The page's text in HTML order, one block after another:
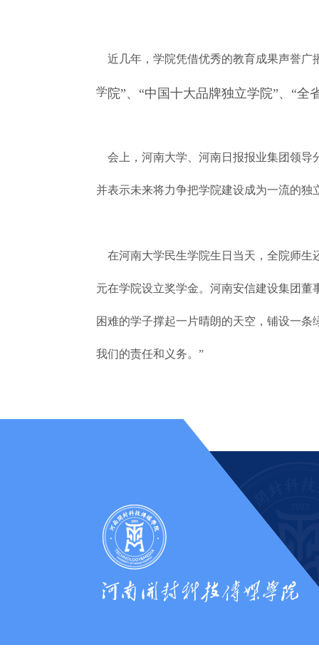
近几年，学院凭借优秀的教育成果声誉广
学 院”、“中国十大品牌独立学院”、“全
会上，河南大学、河南日报报业集团领导
并表示未来将力争把学院建设成为一流的独
在河南大学民生学院生日当天，全院师生
元在学院设立奖学金。河南安信建设集团
困难的学子撑起一片晴朗的天空，铺设一
我们的责任和义务。”